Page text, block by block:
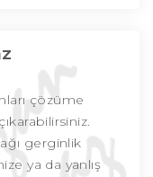
çözüme
gerginlik
ya da yanlış